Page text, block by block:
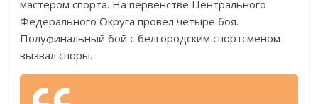
мастером спорта. На первенстве Центрального
Федерального Округа провел четыре боя.
Полуфинальный бой с белгородским спортсменом
вызвал споры.